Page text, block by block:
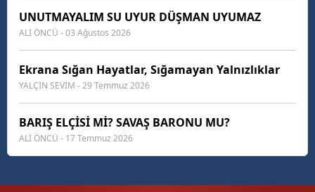
UNUTMAYALIM SU UYUR DÜŞMAN UYUMAZ
ALİ ÖNCÜ - 03 Ağustos 2026
Ekrana Sığan Hayatlar, Sığamayan Yalnızlıklar
YALÇIN SEVİM - 29 Temmuz 2026
BARIŞ ELÇİSİ Mİ? SAVAŞ BARONU MU?
ALİ ÖNCÜ - 17 Temmuz 2026